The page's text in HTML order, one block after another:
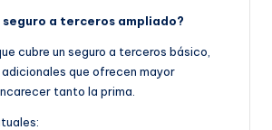
seguro a terceros ampliado?
cubre un seguro a terceros básico,
que ofrecen mayor
tanto la prima.